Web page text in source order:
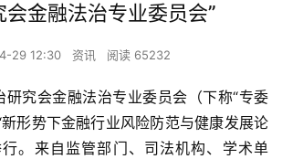
金融法治专业委员会”
29 12:30 资讯 阅读 65232
研究会金融法治专业委员会（下称“专委
新形势下金融行业风险防范与健康发展论
。来自监管部门、司法机构、学术单